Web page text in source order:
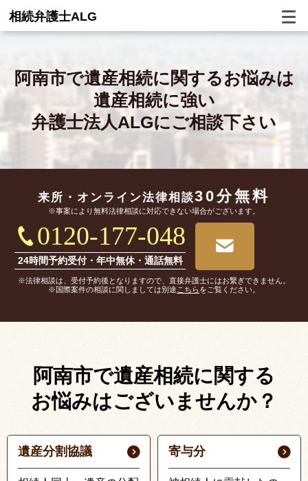
相続弁護士ALG
阿南市で遺産相続に関するお悩みは
遺産相続に強い
弁護士法人ALGにご相談下さい
来所・オンライン法律相談30分無料
※事案により無料法律相談に対応できない場合がございます。
0120-177-048
24時間予約受付・年中無休・通話無料
※法律相談は、受付予約後となりますので、直接弁護士にはお繋ぎできません。
※国際案件の相談に関しましては別途 こちらをご覧ください。
阿南市で遺産相続に関する
お悩みはございませんか？
遺産分割協議 寄与分